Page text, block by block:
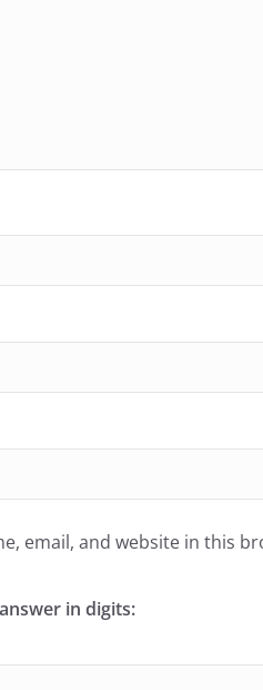
email, and website in this
in digits: